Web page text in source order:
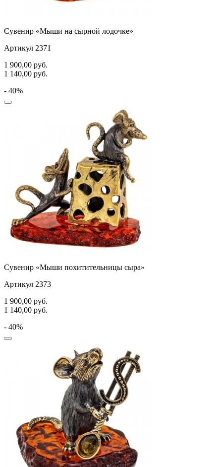
Сувенир «Мыши на сырной лодочке»
Артикул 2371
1 900,00 руб.
1 140,00 руб.
- 40%
Сувенир «Мыши похитительницы сыра»
Артикул 2373
1 900,00 руб.
1 140,00 руб.
- 40%